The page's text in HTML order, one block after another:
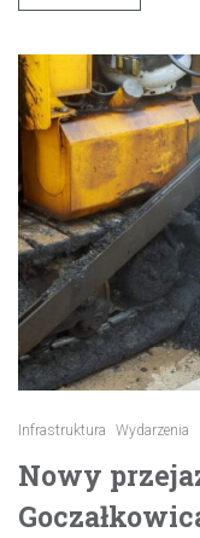
Infrastruktura Wydarzenia
Nowy